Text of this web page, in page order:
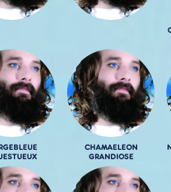
CHAMAELEON
GRANDIOSE